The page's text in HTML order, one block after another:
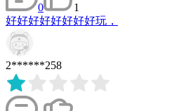
0
1
好好好好好好好好玩，
2******258